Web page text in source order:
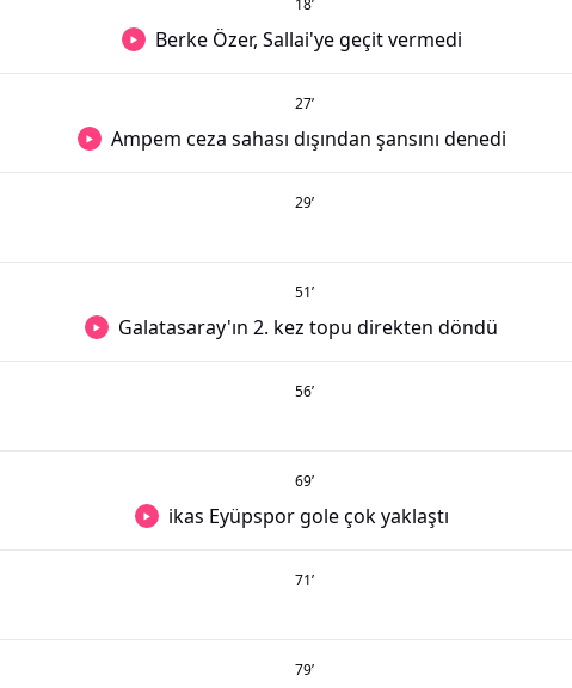
18’
Berke Özer, Sallai'ye geçit vermedi
27’
Ampem ceza sahası dışından şansını denedi
29’
51’
Galatasaray'ın 2. kez topu direkten döndü
56’
69’
ikas Eyüpspor gole çok yaklaştı
71’
79’